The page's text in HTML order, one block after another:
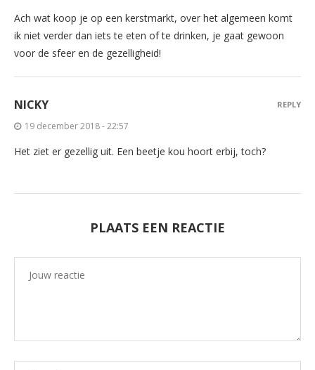
Ach wat koop je op een kerstmarkt, over het algemeen komt
ik niet verder dan iets te eten of te drinken, je gaat gewoon
voor de sfeer en de gezelligheid!
NICKY
19 december 2018 - 22:57
Het ziet er gezellig uit. Een beetje kou hoort erbij, toch?
REPLY
PLAATS EEN REACTIE